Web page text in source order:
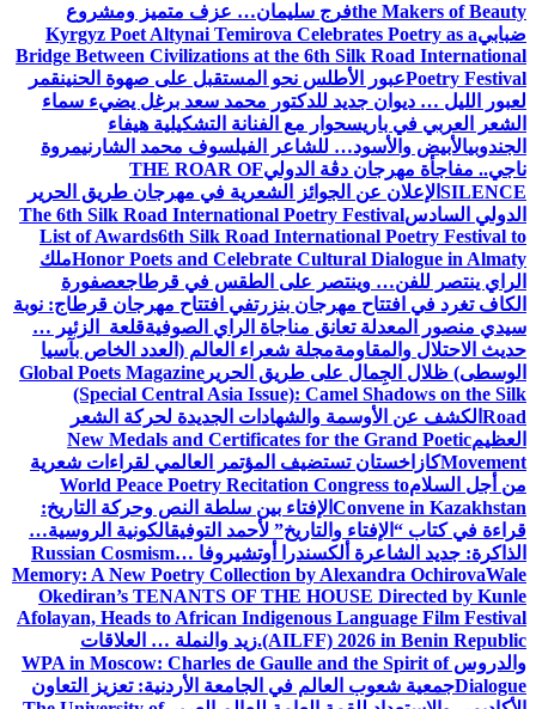
the Makers of Beautyفرج سليمان… عزف متميز ومشروع
ضبابيKyrgyz Poet Altynai Temirova Celebrates Poetry as a
Bridge Between Civilizations at the 6th Silk Road International
Poetry Festivalعبور الأطلس نحو المستقبل على صهوة الحنينقمر
لعبور الليل … ديوان جديد للدكتور محمد سعد برغل يضيء سماء
الشعر العربي في باريسحوار مع الفنانة التشكيلية هيفاء
الجندوبيالأبيض والأسود… للشاعر الفيلسوف محمد الشارنيمروة
ناجي.. مفاجأة مهرجان دڨة الدوليTHE ROAR OF
SILENCE الإعلان عن الجوائز الشعرية في مهرجان طريق الحرير
الدولي السادسThe 6th Silk Road International Poetry Festival
List of Awards6th Silk Road International Poetry Festival to
Honor Poets and Celebrate Cultural Dialogue in Almatyملك
الراي ينتصر للفن… وينتصر على الطقس في قرطاجعصفورة
الكاف تغرد في افتتاح مهرجان بنزرتفي افتتاح مهرجان قرطاج: نوبة
سيدي منصور المعدلة تعانق مناجاة الراي الصوفيةقلعة الزئير …
حديث الاحتلال والمقاومةمجلة شعراء العالم (العدد الخاص بآسيا
الوسطى) ظلال الجِمال على طريق الحرير Global Poets Magazine
(Special Central Asia Issue): Camel Shadows on the Silk
Road الكشف عن الأوسمة والشهادات الجديدة لحركة الشعر
العظيمNew Medals and Certificates for the Grand Poetic
Movementكازاخستان تستضيف المؤتمر العالمي لقراءات شعرية
من أجل السلامWorld Peace Poetry Recitation Congress to
Convene in Kazakhstan الإفتاء بين سلطة النص وحركة التاريخ:
قراءة في كتاب “الإفتاء والتاريخ” لأحمد التوفيقالكونية الروسية…
الذاكرة: جديد الشاعرة ألكسندرا أوتشيروفا Russian Cosmism…
Memory: A New Poetry Collection by Alexandra OchirovaWale
Okediran’s TENANTS OF THE HOUSE Directed by Kunle
Afolayan, Heads to African Indigenous Language Film Festival
(AILFF) 2026 in Benin Republic. زيد والنملة … العلاقات
والدروسWPA in Moscow: Charles de Gaulle and the Spirit of
Dialogueجمعية شعوب العالم في الجامعة الأردنية: تعزيز التعاون